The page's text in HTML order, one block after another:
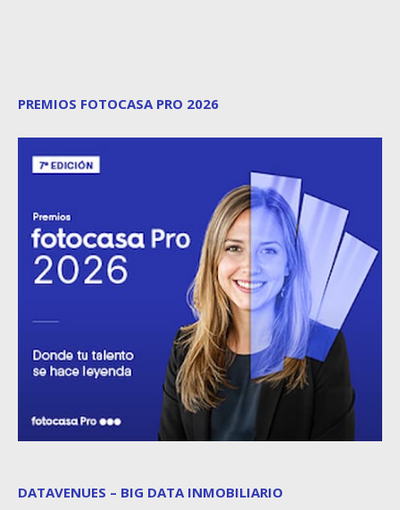
PREMIOS FOTOCASA PRO 2026
DATAVENUES – BIG DATA INMOBILIARIO